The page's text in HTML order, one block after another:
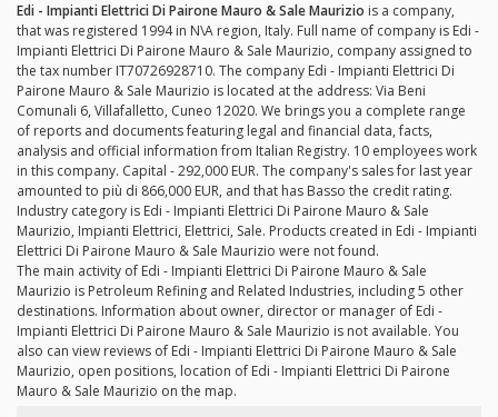
Edi - Impianti Elettrici Di Pairone Mauro & Sale Maurizio is a company,
that was registered 1994 in N\A region, Italy. Full name of company is Edi -
Impianti Elettrici Di Pairone Mauro & Sale Maurizio, company assigned to
the tax number IT70726928710. The company Edi - Impianti Elettrici Di
Pairone Mauro & Sale Maurizio is located at the address: Via Beni
Comunali 6, Villafalletto, Cuneo 12020. We brings you a complete range
of reports and documents featuring legal and financial data, facts,
analysis and official information from Italian Registry. 10 employees work
in this company. Capital - 292,000 EUR. The company's sales for last year
amounted to più di 866,000 EUR, and that has Basso the credit rating.
Industry category is Edi - Impianti Elettrici Di Pairone Mauro & Sale
Maurizio, Impianti Elettrici, Elettrici, Sale. Products created in Edi - Impianti
Elettrici Di Pairone Mauro & Sale Maurizio were not found.
The main activity of Edi - Impianti Elettrici Di Pairone Mauro & Sale
Maurizio is Petroleum Refining and Related Industries, including 5 other
destinations. Information about owner, director or manager of Edi -
Impianti Elettrici Di Pairone Mauro & Sale Maurizio is not available. You
also can view reviews of Edi - Impianti Elettrici Di Pairone Mauro & Sale
Maurizio, open positions, location of Edi - Impianti Elettrici Di Pairone
Mauro & Sale Maurizio on the map.